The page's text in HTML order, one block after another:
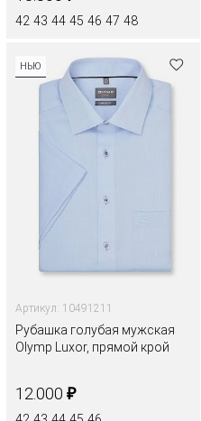
42 43 44 45 46 47 48
НЬЮ
Артикул: 10491211
Рубашка голубая мужская
Olymp Luxor, прямой крой
12.000 ₽